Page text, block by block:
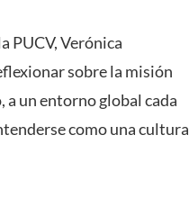
PUCV, Verónica
sobre la misión
a un entorno global cada
como una cultura